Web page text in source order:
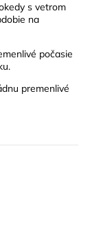
s vetrom
na
počasie
premenlivé